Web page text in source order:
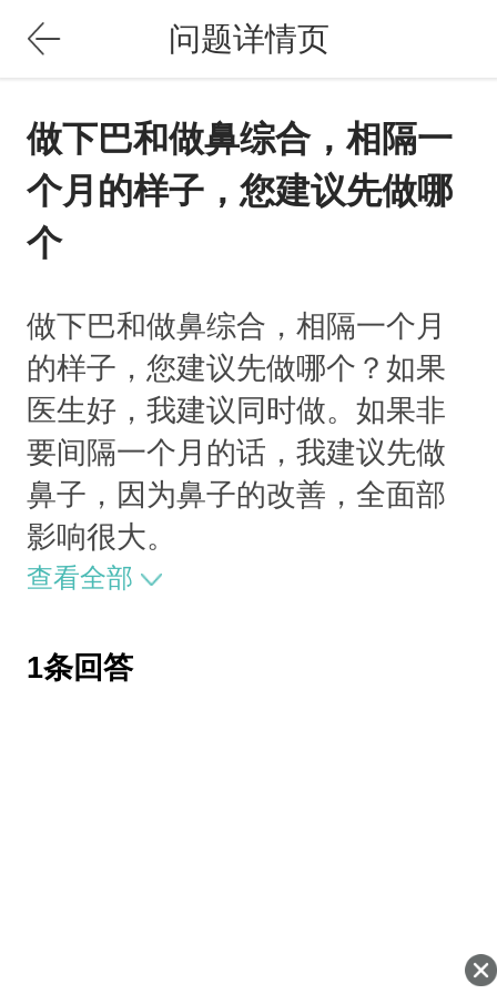
问题详情页
做下巴和做鼻综合，相隔一
个月的样子，您建议先做哪
个
做下巴和做鼻综合，相隔一个月
的样子，您建议先做哪个？如果
医生好，我建议同时做。如果非
要间隔一个月的话，我建议先做
鼻子，因为鼻子的改善，全面部
影响很大。
查看全部
1条回答